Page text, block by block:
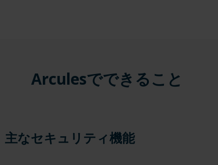
Arculesでできること
主なセキュリティ機能